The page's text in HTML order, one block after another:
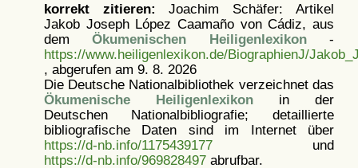
korrekt zitieren: Joachim Schäfer: Artikel
Jakob Joseph López Caamaño von Cádiz, aus
demÖkumenischen Heiligenlexikon-
https://www.heiligenlexikon.de/BiographienJ/
, abgerufen am 9. 8. 2026
Die Deutsche Nationalbibliothek verzeichnet das
Ökumenische Heiligenlexikonin der
Deutschen Nationalbibliografie; detaillierte
bibliografische Daten sind im Internet über
https://d-nb.info/1175439177und
https://d-nb.info/969828497abrufbar.